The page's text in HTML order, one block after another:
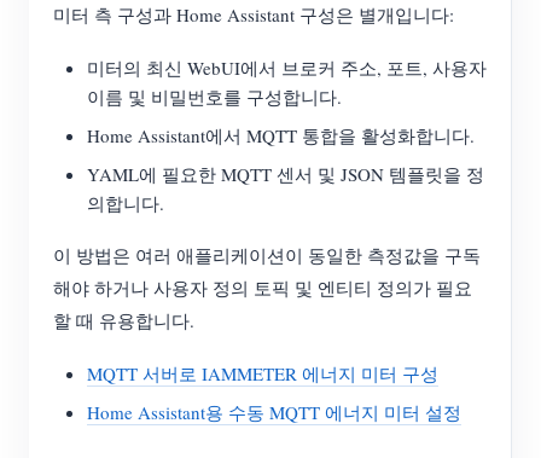
미터 측 구성과 Home Assistant 구성은 별개입니다:
미터의 최신 WebUI에서 브로커 주소, 포트, 사용자
이름 및 비밀번호를 구성합니다.
Home Assistant에서 MQTT 통합을 활성화합니다.
YAML에 필요한 MQTT 센서 및 JSON 템플릿을 정
의합니다.
이 방법은 여러 애플리케이션이 동일한 측정값을 구독
해야 하거나 사용자 정의 토픽 및 엔티티 정의가 필요
할 때 유용합니다.
MQTT 서버로 IAMMETER 에너지 미터 구성
Home Assistant용 수동 MQTT 에너지 미터 설정